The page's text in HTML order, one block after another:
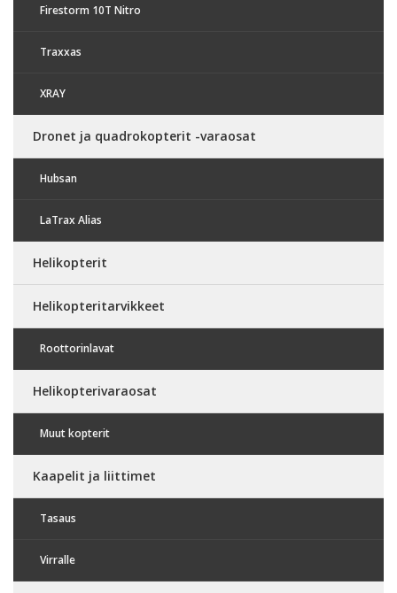
Firestorm 10T Nitro
Traxxas
XRAY
Dronet ja quadrokopterit -varaosat
Hubsan
LaTrax Alias
Helikopterit
Helikopteritarvikkeet
Roottorinlavat
Helikopterivaraosat
Muut kopterit
Kaapelit ja liittimet
Tasaus
Virralle